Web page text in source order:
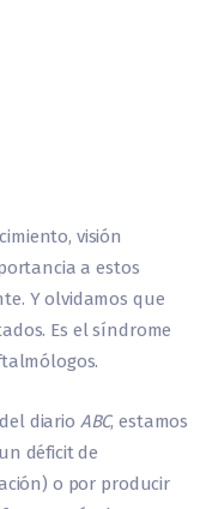
visión
a estos
Y olvidamos que
Es el síndrome
diario ABC, estamos
déficit de
o por producir